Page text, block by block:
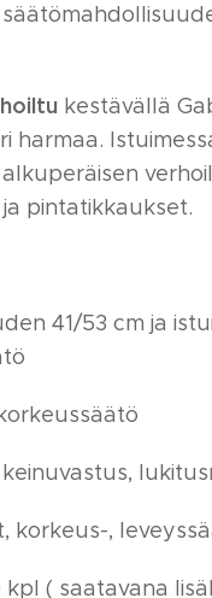
kestävällä
harmaa.
pintatikkaukset.
41/53 cm ja
korkeus-,
( saatavana